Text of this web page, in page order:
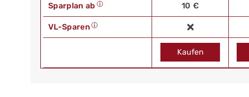
Sparplan ab 10 €
VL-Sparen
Kaufen